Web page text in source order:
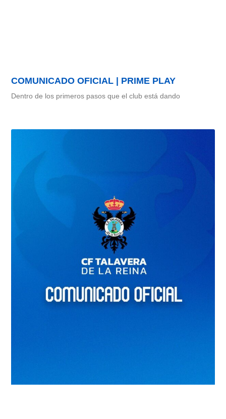
COMUNICADO OFICIAL | PRIME PLAY
Dentro de los primeros pasos que el club está dando